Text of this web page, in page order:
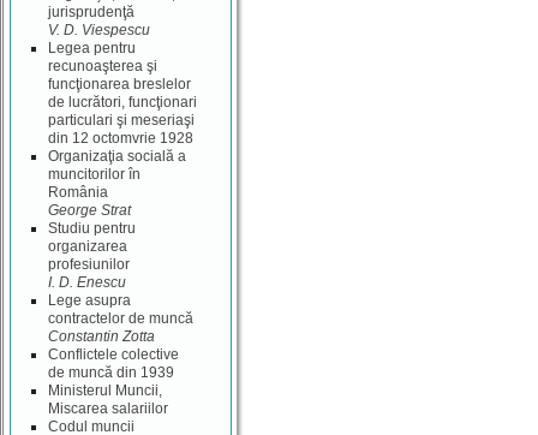
jurisprudenţă
V. D. Viespescu
Legea pentru
recunoaşterea şi
funcţionarea breslelor
de lucrători, funcţionari
particulari şi meseriaşi
din 12 octomvrie 1928
Organizaţia socială a
muncitorilor în
România
George Strat
Studiu pentru
organizarea
profesiunilor
I. D. Enescu
Lege asupra
contractelor de muncă
Constantin Zotta
Conflictele colective
de muncă din 1939
Ministerul Muncii,
Miscarea salariilor
Codul muncii